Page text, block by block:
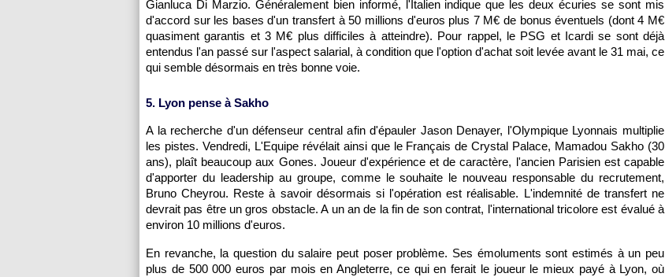
Gianluca Di Marzio. Généralement bien informé, l'Italien indique que les deux écuries se sont mis
d'accord sur les bases d'un transfert à 50 millions d'euros plus 7 M€ de bonus éventuels (dont 4 M€
quasiment garantis et 3 M€ plus difficiles à atteindre). Pour rappel, le PSG et Icardi se sont déjà
entendus l'an passé sur l'aspect salarial, à condition que l'option d'achat soit levée avant le 31 mai, ce
qui semble désormais en très bonne voie.
5. Lyon pense à Sakho
A la recherche d'un défenseur central afin d'épauler Jason Denayer, l'Olympique Lyonnais multiplie
les pistes. Vendredi, L'Equipe révélait ainsi que le Français de Crystal Palace, Mamadou Sakho (30
ans), plaît beaucoup aux Gones. Joueur d'expérience et de caractère, l'ancien Parisien est capable
d'apporter du leadership au groupe, comme le souhaite le nouveau responsable du recrutement,
Bruno Cheyrou. Reste à savoir désormais si l'opération est réalisable. L'indemnité de transfert ne
devrait pas être un gros obstacle. A un an de la fin de son contrat, l'international tricolore est évalué à
environ 10 millions d'euros.
En revanche, la question du salaire peut poser problème. Ses émoluments sont estimés à un peu
plus de 500 000 euros par mois en Angleterre, ce qui en ferait le joueur le mieux payé à Lyon, où